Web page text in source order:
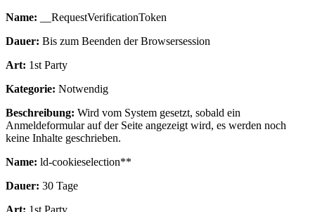
Name: __RequestVerificationToken
Dauer: Bis zum Beenden der Browsersession
Art: 1st Party
Kategorie: Notwendig
Beschreibung: Wird vom System gesetzt, sobald ein
Anmeldeformular auf der Seite angezeigt wird, es werden noch
keine Inhalte geschrieben.
Name: ld-cookieselection**
Dauer: 30 Tage
Art: 1st Party